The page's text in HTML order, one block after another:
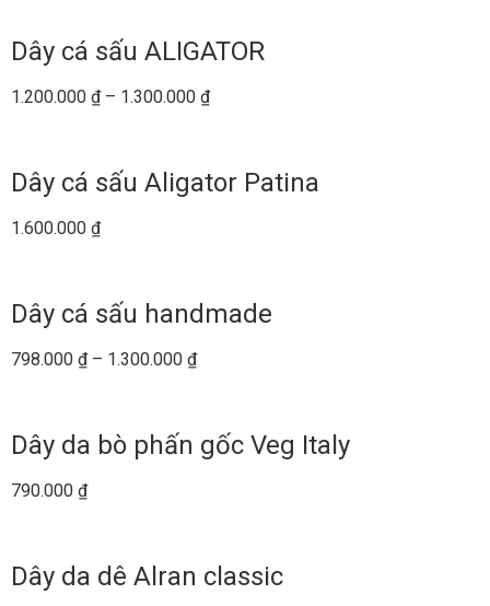
Dây cá sấu ALIGATOR
1.200.000 ₫ – 1.300.000 ₫
Dây cá sấu Aligator Patina
1.600.000 ₫
Dây cá sấu handmade
798.000 ₫ – 1.300.000 ₫
Dây da bò phấn gốc Veg Italy
790.000 ₫
Dây da dê Alran classic